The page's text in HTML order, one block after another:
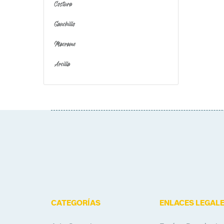
Costura
Ganchillo
Macrame
Arcilla
CATEGORÍAS ENLACES